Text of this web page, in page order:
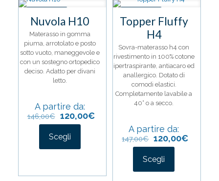
nella
pagina
del
prodotto
opzioni
essere
scelte
pagina
del
prodotto
Nuvola H10
Materasso in gomma
piuma, arrotolato e posto
sotto vuoto, maneggevole e
con un sostegno ortopedico
deciso. Adatto per divani
letto.
A partire da:
146,00€ 120,00€
Scegli
Questo
più
Topper Fluffy
H4
Sovra-materasso h4 con
rivestimento in 100% cotone
ipertraspirante, antiacaro ed
anallergico. Dotato di
comodi elastici.
Completamente lavabile a
40° o a secco.
A partire da:
147,00€ 120,00€
Scegli
Questo